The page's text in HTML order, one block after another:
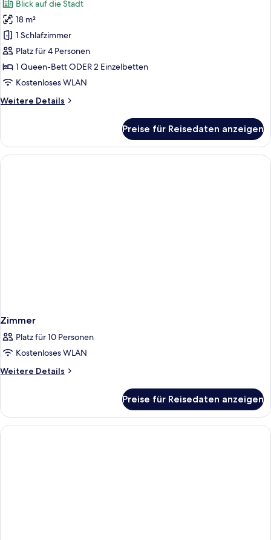
für
Standard-
Vierbettzimmer
anzeigen
Blick auf die Stadt
18 m²
1 Schlafzimmer
Platz für 4 Personen
1 Queen-Bett ODER 2 Einzelbetten
Kostenloses WLAN
Weitere Details
Weitere
Vierbettzimmer
Preise für Reisedaten anzeigen
Zimmer
Platz für 10 Personen
Kostenloses WLAN
Weitere Details
Weitere
Preise für Reisedaten anzeigen